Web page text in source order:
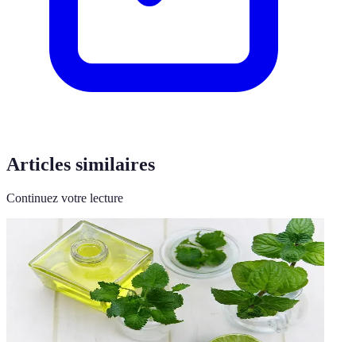
Articles similaires
Continuez votre lecture